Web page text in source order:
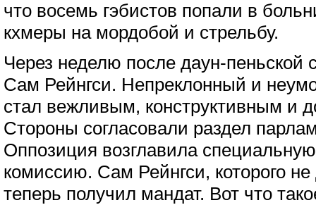
что восемь гэбистов попали в
кхмеры на мордобой и стрельбу.
Через неделю после даун-пеньской
Сам Рейнгси. Непреклонный и
стал вежливым, конструктивным и
Стороны согласовали раздел
Оппозиция возглавила
комиссию. Сам Рейнгси, которого
теперь получил мандат. Вот что